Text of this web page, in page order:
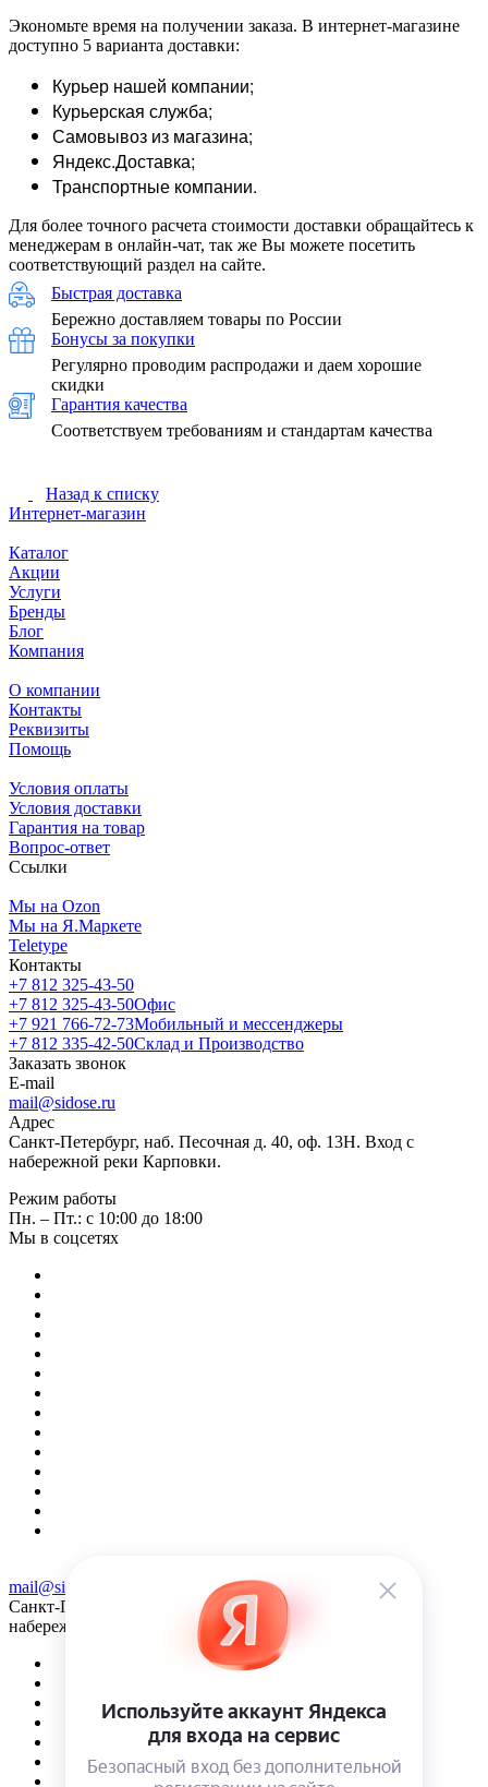
Экономьте время на получении заказа. В интернет-магазине
доступно 5 варианта доставки:
Курьер нашей компании;
Курьерская служба;
Самовывоз из магазина;
Яндекс.Доставка;
Транспортные компании.
Для более точного расчета стоимости доставки обращайтесь к
менеджерам в онлайн-чат, так же Вы можете посетить
соответствующий раздел на сайте.
Быстрая доставка
Бережно доставляем товары по России
Бонусы за покупки
Регулярно проводим распродажи и даем хорошие
скидки
Гарантия качества
Соответствуем требованиям и стандартам качества
Назад к списку
Интернет-магазин
Каталог
Акции
Услуги
Бренды
Блог
Компания
О компании
Контакты
Реквизиты
Помощь
Условия оплаты
Условия доставки
Гарантия на товар
Вопрос-ответ
Ссылки
Мы на Ozon
Мы на Я.Маркете
Teletype
Контакты
+7 812 325-43-50
+7 812 325-43-50Офис
+7 921 766-72-73Мобильный и мессенджеры
+7 812 335-42-50Склад и Производство
Заказать звонок
E-mail
mail@sidose.ru
Адрес
Санкт-Петербург, наб. Песочная д. 40, оф. 13Н. Вход с
набережной реки Карповки.
Режим работы
Пн. – Пт.: с 10:00 до 18:00
Мы в соцсетях
mail@sidose.ru
Санкт-Петербург, наб. Песочная д. 40, оф. 13Н. Вход с
набережной реки Карповки.